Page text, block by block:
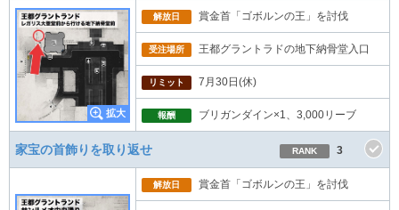
解放日 賞金首「ゴボルンの王」を討伐
受注場所 王都グラントラドの地下納骨堂入口
リミット 7月30日(休)
報酬 ブリガンダイン×1、3,000リーブ
家宝の首飾りを取り返せ RANK 3
解放日 賞金首「ゴボルンの王」を討伐